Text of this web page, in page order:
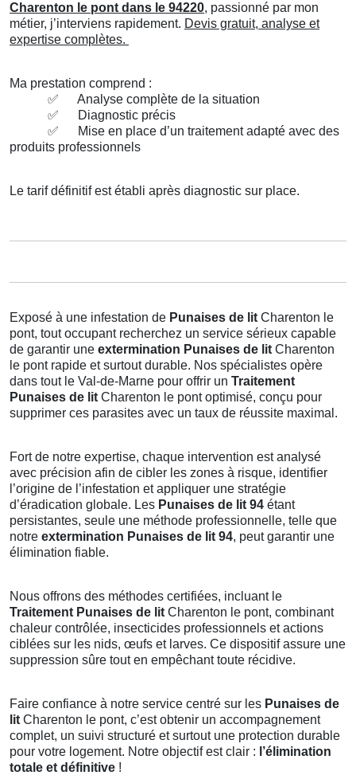
Charenton le pont dans le 94220, passionné par mon
métier, j’interviens rapidement. Devis gratuit, analyse et
expertise complètes.
Ma prestation comprend :
✅
Analyse complète de la situation
✅
Diagnostic précis
✅
Mise en place d’un traitement adapté avec des
produits professionnels
Le tarif définitif est établi après diagnostic sur place.
Exposé à une infestation de Punaises de lit Charenton le
pont, tout occupant recherchez un service sérieux capable
de garantir une extermination Punaises de lit Charenton
le pont rapide et surtout durable. Nos spécialistes opère
dans tout le Val-de-Marne pour offrir un Traitement
Punaises de lit Charenton le pont optimisé, conçu pour
supprimer ces parasites avec un taux de réussite maximal.
Fort de notre expertise, chaque intervention est analysé
avec précision afin de cibler les zones à risque, identifier
l’origine de l’infestation et appliquer une stratégie
d’éradication globale. Les Punaises de lit 94 étant
persistantes, seule une méthode professionnelle, telle que
notre extermination Punaises de lit 94, peut garantir une
élimination fiable.
Nous offrons des méthodes certifiées, incluant le
Traitement Punaises de lit Charenton le pont, combinant
chaleur contrôlée, insecticides professionnels et actions
ciblées sur les nids, œufs et larves. Ce dispositif assure une
suppression sûre tout en empêchant toute récidive.
Faire confiance à notre service centré sur les Punaises de
lit Charenton le pont, c’est obtenir un accompagnement
complet, un suivi structuré et surtout une protection durable
pour votre logement. Notre objectif est clair : l’élimination
totale et définitive !